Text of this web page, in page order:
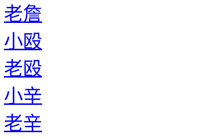
老詹
小殴
老殴
小辛
老辛